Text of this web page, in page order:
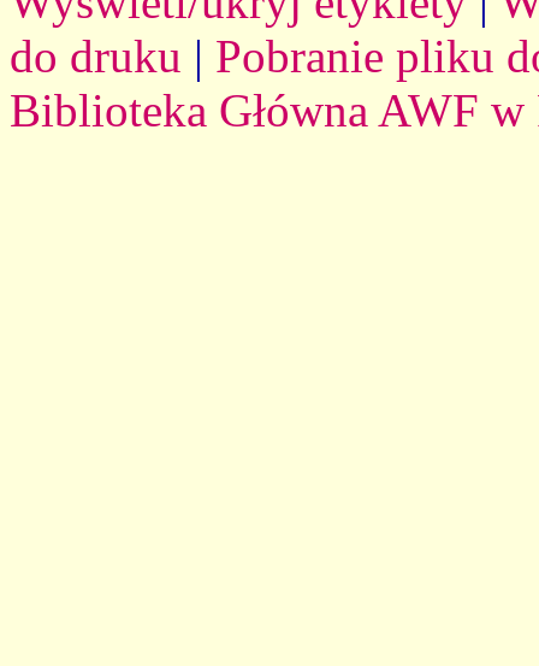
do druku | Pobranie pliku
Biblioteka Główna AWF w